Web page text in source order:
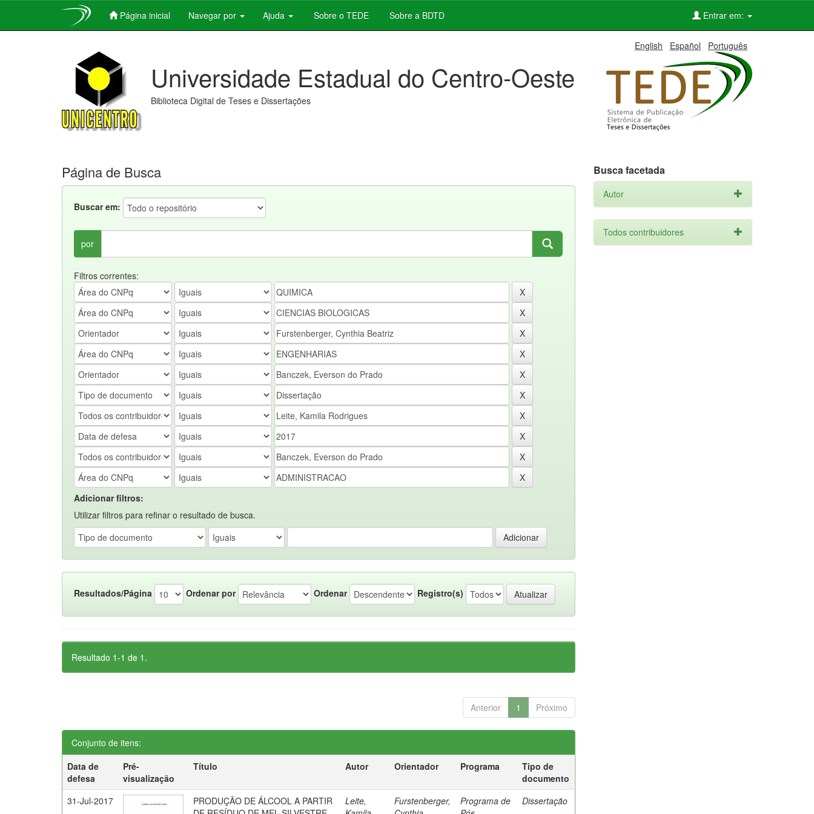
Página inicial Navegar por Ajuda Sobre o TEDE Sobre a BDTD Entrar em:
English Español Português
Universidade Estadual do Centro-Oeste
Biblioteca Digital de Teses e Dissertações
Página de Busca
Buscar em:
por
Filtros correntes:
Adicionar filtros:
Utilizar filtros para refinar o resultado de busca.
Resultados/Página Ordenar por Ordenar Registro(s)
Resultado 1-1 de 1.
Anterior 1 Próximo
Conjunto de itens:
Data de
defesa
Pré-
visualização
Título Autor Orientador Programa
Tipo de
documento
31-Jul-2017
PRODUÇÃO DE ÁLCOOL A PARTIR
Leite,
Furstenberger,
Programa de
Dissertação
Busca facetada
Autor
Todos contribuidores